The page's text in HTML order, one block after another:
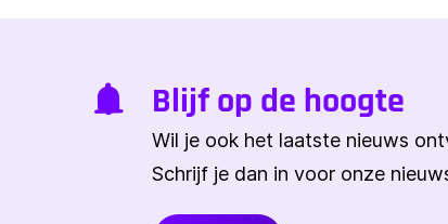
Blijf op de hoogte
Wil je ook het laatste nieuws
Schrijf je dan in voor onze